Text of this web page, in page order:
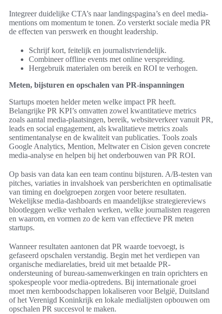
Integreer duidelijke CTA’s naar landingspagina’s en deel media-
mentions om momentum te tonen. Zo versterkt sociale media PR
de effecten van perswerk en thought leadership.
Schrijf kort, feitelijk en journalistvriendelijk.
Combineer offline events met online verspreiding.
Hergebruik materialen om bereik en ROI te verhogen.
Meten, bijsturen en opschalen van PR-inspanningen
Startups moeten helder meten welke impact PR heeft.
Belangrijke PR KPI’s omvatten zowel kwantitatieve metrics
zoals aantal media-plaatsingen, bereik, websiteverkeer vanuit PR,
leads en social engagement, als kwalitatieve metrics zoals
sentimentanalyse en de kwaliteit van publicaties. Tools zoals
Google Analytics, Mention, Meltwater en Cision geven concrete
media-analyse en helpen bij het onderbouwen van PR ROI.
Op basis van data kan een team continu bijsturen. A/B-testen van
pitches, variaties in invalshoek van persberichten en optimalisatie
van timing en doelgroepen zorgen voor betere resultaten.
Wekelijkse media-dashboards en maandelijkse strategiereviews
blootleggen welke verhalen werken, welke journalisten reageren
en waarom, en vormen zo de kern van effectieve PR meten
startups.
Wanneer resultaten aantonen dat PR waarde toevoegt, is
gefaseerd opschalen verstandig. Begin met het verdiepen van
organische mediarelaties, breid uit met betaalde PR-
ondersteuning of bureau-samenwerkingen en train oprichters en
spokespeople voor media-optredens. Bij internationale groei
moet men kernboodschappen lokaliseren voor België, Duitsland
of het Verenigd Koninkrijk en lokale medialijsten opbouwen om
opschalen PR succesvol te maken.